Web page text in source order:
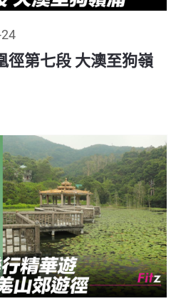
徑第七段 大澳至狗嶺